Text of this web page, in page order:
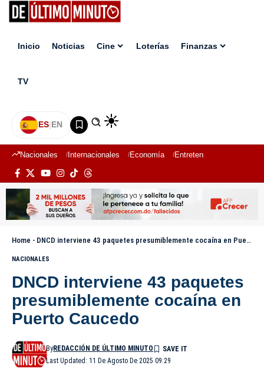
Inicio Noticias Cine Loterías Finanzas
TV
ES|EN
Nacionales Internacionales Economía Entretenimiento
Home - DNCD interviene 43 paquetes presumiblemente cocaína en Puerto Caucedo
NACIONALES
DNCD interviene 43 paquetes
presumiblemente cocaína en
Puerto Caucedo
Last Updated: 11 De Agosto De 2025 09:29
ByREDACCIÓN DE ÚLTIMO MINUTO